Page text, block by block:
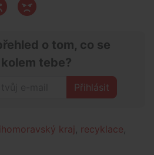
o tom, co se
tebe?
Přihlásit
kraj recyklace